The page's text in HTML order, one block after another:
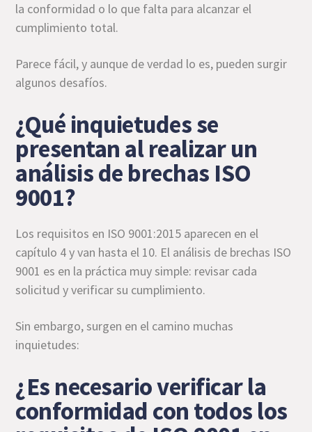
la conformidad o lo que falta para alcanzar el
cumplimiento total.
Parece fácil, y aunque de verdad lo es, pueden surgir
algunos desafíos.
¿Qué inquietudes se
presentan al realizar un
análisis de brechas ISO
9001?
Los requisitos en ISO 9001:2015 aparecen en el
capítulo 4 y van hasta el 10. El análisis de brechas ISO
9001 es en la práctica muy simple: revisar cada
solicitud y verificar su cumplimiento.
Sin embargo, surgen en el camino muchas
inquietudes:
¿Es necesario verificar la
conformidad con todos los